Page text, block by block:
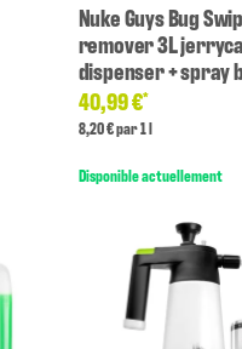
Nuke Guys Bug
remover 3L
dispenser + spray
40,99 €*
8,20 € par 1 l
Disponible actuellement